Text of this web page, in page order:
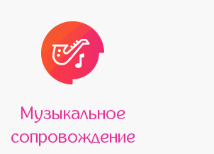
Музыкальное
сопровождение